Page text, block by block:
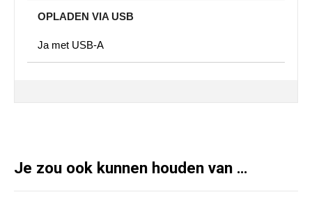
OPLADEN VIA USB
Ja met USB-A
Je zou ook kunnen houden van …